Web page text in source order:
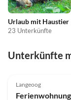
Urlaub mit Haustier
23 Unterkünfte
Unterkünfte
Langeoog